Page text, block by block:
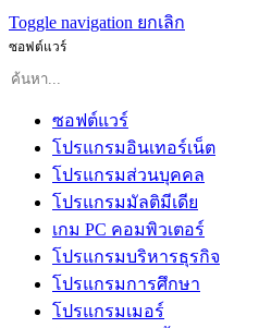
Toggle navigation ยกเลิก
ซอฟต์แวร์
ซอฟต์แวร์
โปรแกรมอินเทอร์เน็ต
โปรแกรมส่วนบุคคล
โปรแกรมมัลติมีเดีย
เกม PC คอมพิวเตอร์
โปรแกรมบริหารธุรกิจ
โปรแกรมการศึกษา
โปรแกรมเมอร์